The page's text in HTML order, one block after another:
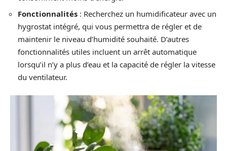
Fonctionnalités : Recherchez un humidificateur avec un
hygrostat intégré, qui vous permettra de régler et de
maintenir le niveau d’humidité souhaité. D’autres
fonctionnalités utiles incluent un arrêt automatique
lorsqu’il n’y a plus d’eau et la capacité de régler la vitesse
du ventilateur.